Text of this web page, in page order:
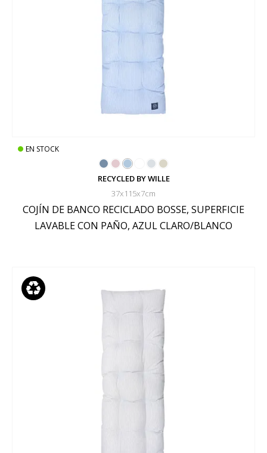
EN STOCK
RECYCLED BY WILLE
37x115x7cm
COJÍN DE BANCO RECICLADO BOSSE, SUPERFICIE
LAVABLE CON PAÑO, AZUL CLARO/BLANCO